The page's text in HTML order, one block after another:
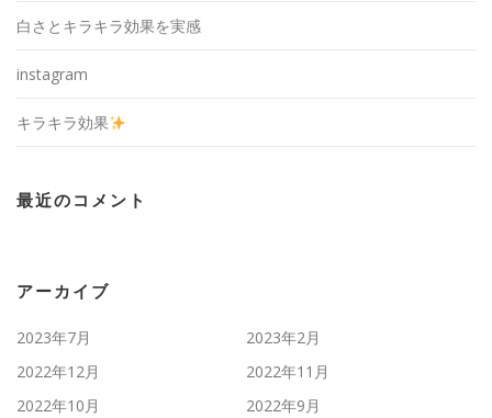
白さとキラキラ効果を実感
instagram
キラキラ効果
最近のコメント
アーカイブ
2023年7月
2023年2月
2022年12月
2022年11月
2022年10月
2022年9月